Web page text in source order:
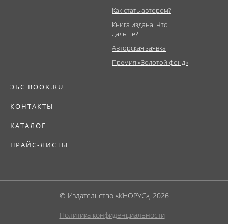
Как стать автором?
Книга издана. Что
дальше?
Авторская заявка
Премия «Золотой фонд»
ЭБС BOOK.RU
КОНТАКТЫ
КАТАЛОГ
ПРАЙС-ЛИСТЫ
© Издательство «КНОРУС», 2026
Политика конфиденциальности